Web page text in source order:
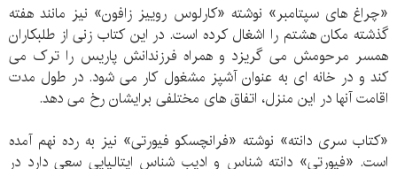
«چراغ های سپتامبر» نوشته «کارلوس روییز زافون» نیز مانند هفته
گذشته مکان هشتم را اشغال کرده است. در این کتاب زنی از طلبکاران
همسر مرحومش می گریزد و همراه فرزندانش پاریس را ترک می
کند و در خانه ای به عنوان آشپز مشغول کار می شود. در طول مدت
اقامت آنها در این منزل، اتفاق های مختلفی برایشان رخ می دهد.
«کتاب سری دانته» نوشته «فرانچسکو فیورتی» نیز به رده نهم آمده
است. «فیورتی» دانته شناس و ادیب شناس ایتالیایی سعی دارد در